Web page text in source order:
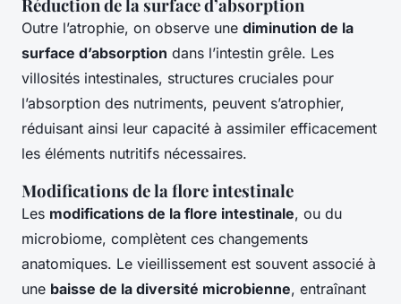
Réduction de la surface d’absorption
Outre l’atrophie, on observe une diminution de la
surface d’absorption dans l’intestin grêle. Les
villosités intestinales, structures cruciales pour
l’absorption des nutriments, peuvent s’atrophier,
réduisant ainsi leur capacité à assimiler efficacement
les éléments nutritifs nécessaires.
Modifications de la flore intestinale
Les modifications de la flore intestinale, ou du
microbiome, complètent ces changements
anatomiques. Le vieillissement est souvent associé à
une baisse de la diversité microbienne, entraînant